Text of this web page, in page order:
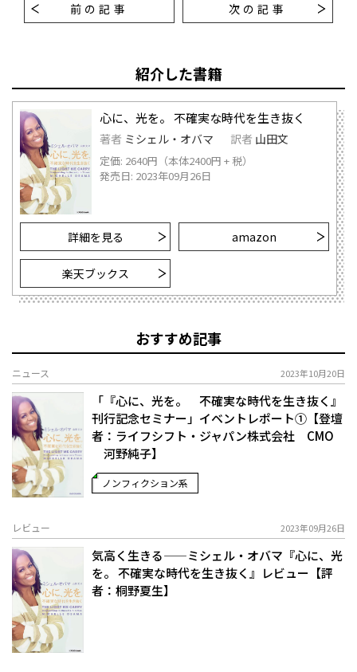
前の記事 次の記事
紹介した書籍
心に、光を。 不確実な時代を生き抜く
著者 ミシェル・オバマ 訳者 山田文
定価: 2640円（本体2400円 + 税）
発売日: 2023年09月26日
詳細を見る amazon
楽天ブックス
おすすめ記事
ニュース 2023年10月20日
「『心に、光を。 不確実な時代を生き抜く』
刊行記念セミナー」イベントレポート①【登壇
者：ライフシフト・ジャパン株式会社 CMO
河野純子】
ノンフィクション系
レビュー 2023年09月26日
気高く生きる——ミシェル・オバマ『心に、光
を。 不確実な時代を生き抜く』レビュー【評
者：桐野夏生】